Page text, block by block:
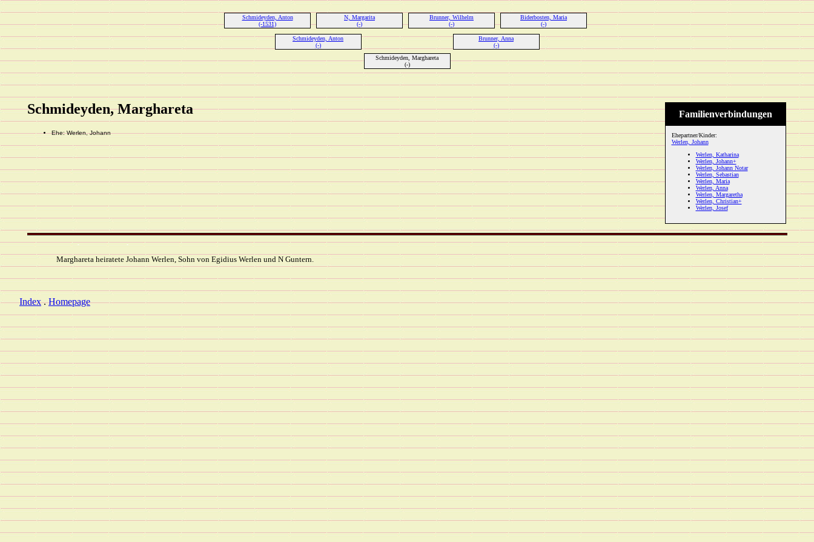
Schmideyden, Anton
(-1531)
N, Margarita
(-)
Brunner, Wilhelm
(-)
Biderbosten, Maria
(-)
Schmideyden, Anton
(-)
Brunner, Anna
(-)
Schmideyden, Marghareta
(-)
Familienverbindungen
Ehepartner/Kinder:
Werlen, Johann
Werlen, Katharina
Werlen, Johann+
Werlen, Johann Notar
Werlen, Sebastian
Werlen, Maria
Werlen, Anna
Werlen, Margaretha
Werlen, Christian+
Werlen, Josef
Schmideyden, Marghareta
Ehe: Werlen, Johann
Marghareta heiratete Johann Werlen, Sohn von Egidius Werlen und N Guntern.
Index.Homepage